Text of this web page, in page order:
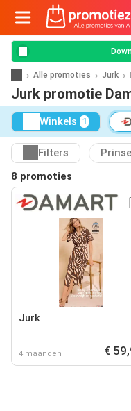
Alle promoties Jurk
Jurk promotie
Winkels 1
Filters
8 promoties
Jurk
4 maanden €